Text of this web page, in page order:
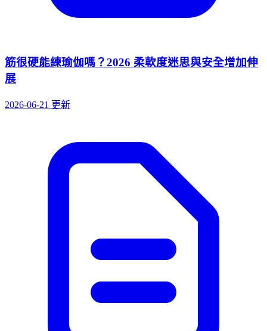
筋很硬能練瑜伽嗎？2026 柔軟度迷思與安全增加伸
展
2026-06-21 更新